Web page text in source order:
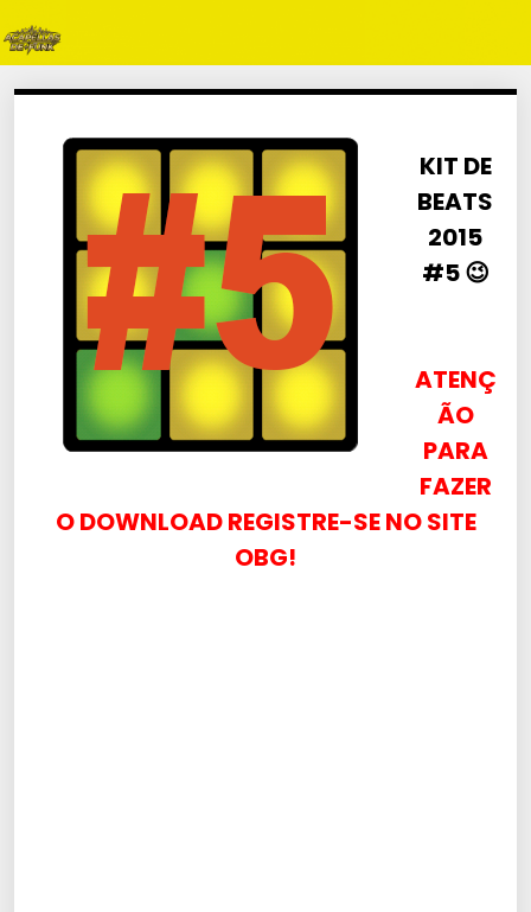
KIT DE
BEATS
2015
#5 😉
ATENÇ
ÃO
PARA
FAZER
O DOWNLOAD REGISTRE-SE NO SITE
OBG!